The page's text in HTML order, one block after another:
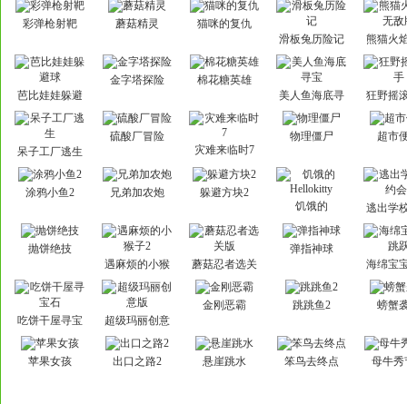
彩弹枪射靶 蘑菇精灵
猫咪的复仇
滑板兔历险记
熊猫火
芭比娃娃躲避
金字塔探险
棉花糖英雄
美人鱼海底寻
狂野摇
呆子工厂逃生
硫酸厂冒险
灾难来临时7
物理僵尸 超市
涂鸦小鱼2 兄弟加农炮
躲避方块2
饥饿的
逃出学
抛饼绝技
遇麻烦的小猴
蘑菇忍者选关
弹指神球
海绵宝
吃饼干屋寻宝
超级玛丽创意
金刚恶霸 跳跳鱼2 螃蟹
苹果女孩 出口之路2 悬崖跳水 笨鸟去终点 母牛秀